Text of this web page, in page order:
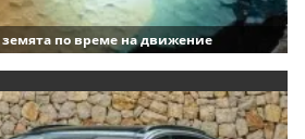
по време на движение